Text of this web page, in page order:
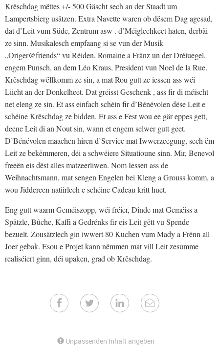
Krëschdag mëttes +/- 500 Gäscht sech an der Staadt um
Lampertsbierg usätzen. Extra Navette waren ob dësem Dag agesad,
dat d’Leit vum Süde, Zentrum asw . d’Méiglechkeet haten, derbäi
ze sinn. Musikalesch empfaang si se vun der Musik
„Origer@friends“ vu Réiden, Romaine a Fränz un der Dréiuegel,
engem Punsch, an dem Léo Kraus, President vun Noel de la Rue.
Krëschdag wëllkomm ze sin, a mat Rou gutt ze iessen ass wéi
Liicht an der Donkelheet. Dat gréisst Geschenk , ass fir di méischt
net eleng ze sin. Et ass einfach schéin fir d’Bénévolen dëse Leit e
schéine Krëschdag ze bidden. Et ass e Fest wou ee gär eppes gett,
deene Leit di an Nout sin, wann et engem selwer gutt geet.
D’Bénévolen maachen hiren d’Service mat Iwwerzeegung, sech ëm
Leit ze bekëmmeren, déi a schwéiere Situatioune sinn. Mir, Benevol
freeën eis dëst alles matzeerliwen. Nom Iessen ass de
Weihnachtsmann, mat sengen Engelen bei Kleng a Grouss komm, a
wou Jiddereen natiirlech e schéine Cadeau kritt huet.
Eng gutt waarm Geméiszopp, wéi fréier, Dinde mat Geméiss a
Spätzle, Bûche, Kaffi a Gedrénks fir eis Leit gëtt vu Spende
bezuelt. Zousätzlech gin iwwert 80 Kuchen vum Mady a Frënn all
Joer gebak. Esou e Projet kann nëmmen mat vill Leit zesumme
realiséiert ginn, déi upaken, grad ob Krëschdag.
Unpassenden Inhalt angeben